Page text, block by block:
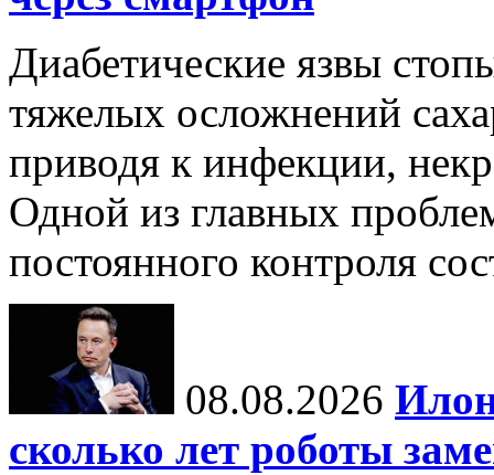
Диабетические язвы
тяжелых осложнений
приводя к инфекции,
Одной из главных
постоянного контроля
08.08.2026
сколько лет роботы